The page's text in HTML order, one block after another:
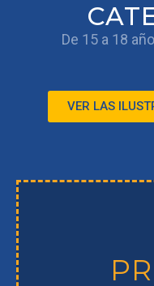
De 15 a 18
VER LAS